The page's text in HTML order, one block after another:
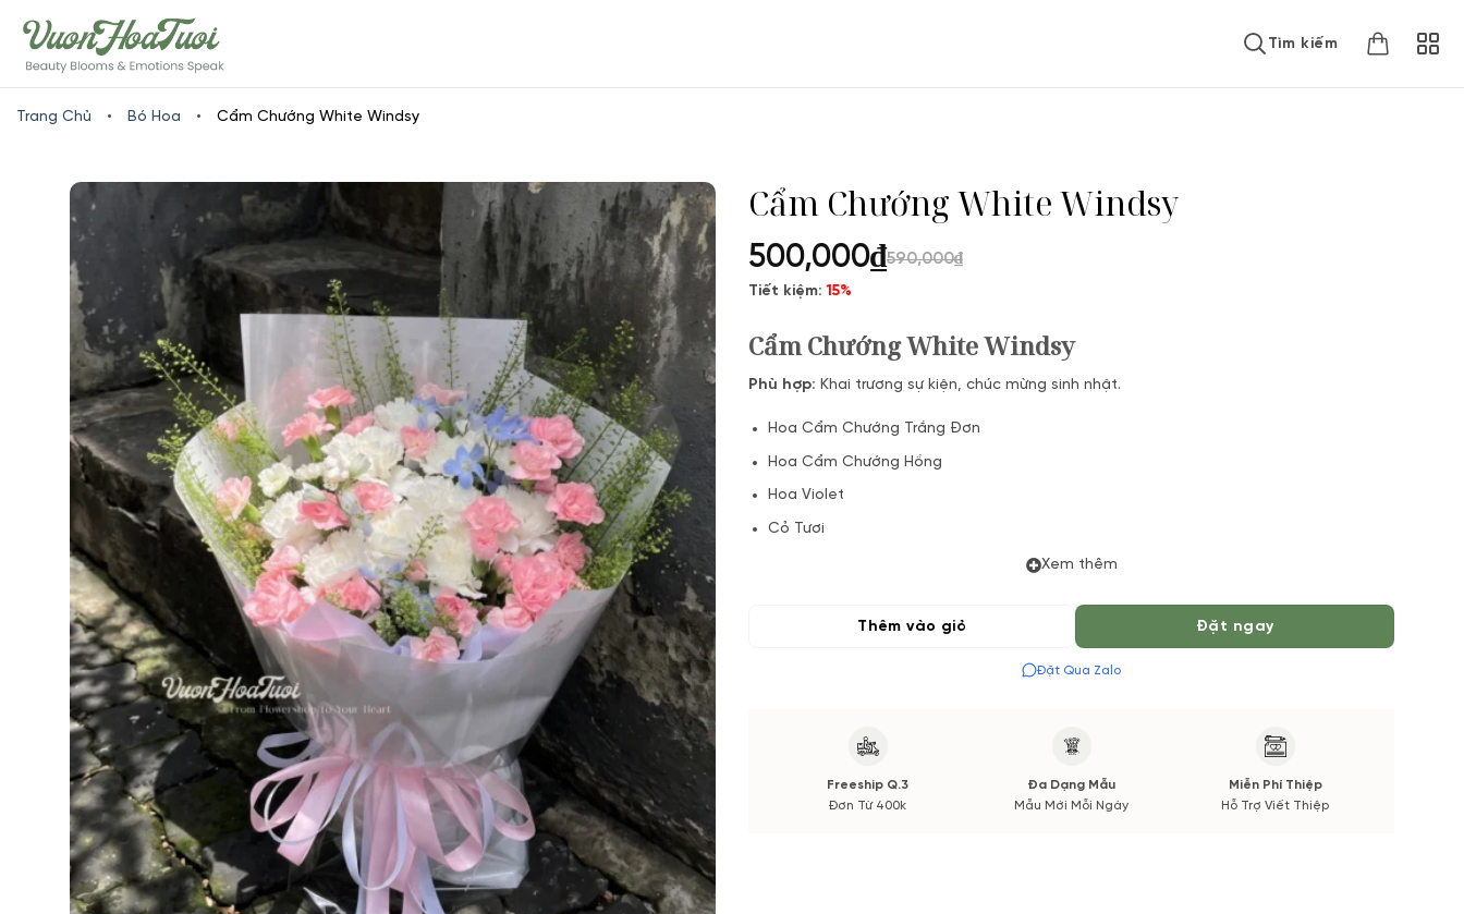
to
content
Tìm kiếm
Trang Chủ • Bó Hoa • Cẩm Chướng White Windsy
Cẩm Chướng White Windsy
500,000₫590,000₫
Tiết kiệm:15%
Cẩm Chướng White Windsy
Phù hợp: Khai trương sự kiện, chúc mừng sinh nhật.
Hoa Cẩm Chướng Trắng Đơn
Hoa Cẩm Chướng Hồng
Hoa Violet
Cỏ Tươi
(*) Shop hoa tươi với dịch vụ đặt hoa online Vườn Hoa Tươi đảm bảo phong cách cắm,
Quý khách hàng xác nhận trước khi cắm hay bó.
Xem thêm
Thêm vào giỏ Đặt ngay
Đặt Qua Zalo
Freeship Q.3
Đơn Từ 400k
Đa Dạng Mẫu
Mẫu Mới Mỗi Ngày
Miễn Phí Thiệp
Hỗ Trợ Viết Thiệp